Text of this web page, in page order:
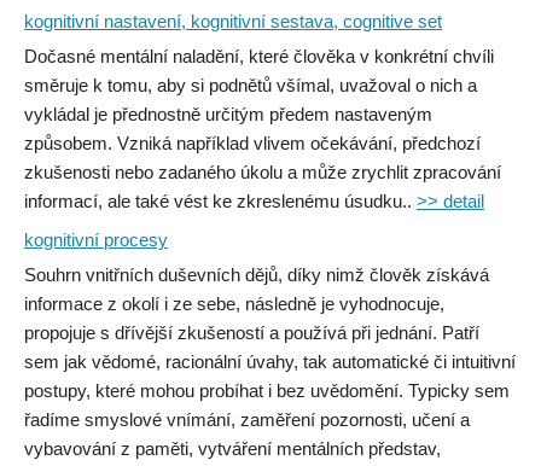
kognitivní nastavení, kognitivní sestava, cognitive set
Dočasné mentální naladění, které člověka v konkrétní chvíli
směruje k tomu, aby si podnětů všímal, uvažoval o nich a
vykládal je přednostně určitým předem nastaveným
způsobem. Vzniká například vlivem očekávání, předchozí
zkušenosti nebo zadaného úkolu a může zrychlit zpracování
informací, ale také vést ke zkreslenému úsudku.. >> detail
kognitivní procesy
Souhrn vnitřních duševních dějů, díky nimž člověk získává
informace z okolí i ze sebe, následně je vyhodnocuje,
propojuje s dřívější zkušeností a používá při jednání. Patří
sem jak vědomé, racionální úvahy, tak automatické či intuitivní
postupy, které mohou probíhat i bez uvědomění. Typicky sem
řadíme smyslové vnímání, zaměření pozornosti, učení a
vybavování z paměti, vytváření mentálních představ,